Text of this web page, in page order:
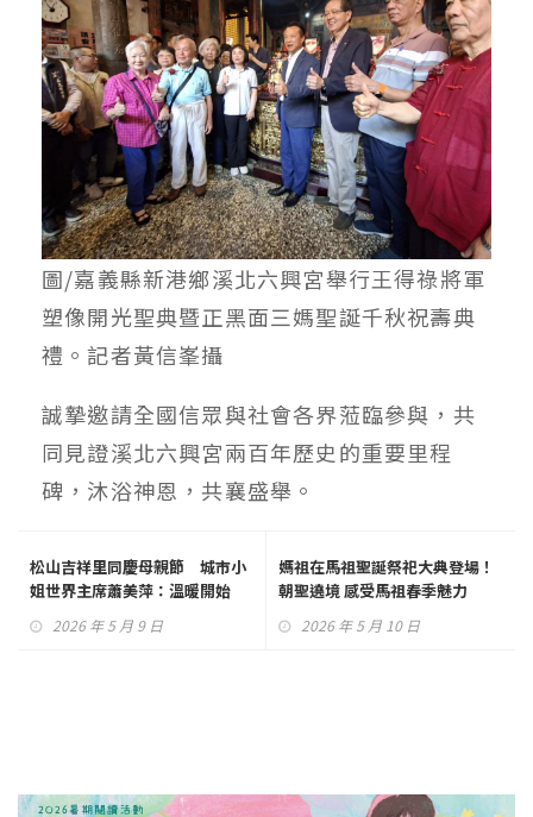
圖/嘉義縣新港鄉溪北六興宮舉行王得祿將軍
塑像開光聖典暨正黑面三媽聖誕千秋祝壽典
禮。記者黃信峯攝
誠摯邀請全國信眾與社會各界蒞臨參與，共
同見證溪北六興宮兩百年歷史的重要里程
碑，沐浴神恩，共襄盛舉。
松山吉祥里同慶母親節 城市小
姐世界主席蕭美萍：溫暖開始
2026 年 5 月 9 日
媽祖在馬祖聖誕祭祀大典登場！
朝聖遶境 感受馬祖春季魅力
2026 年 5 月 10 日